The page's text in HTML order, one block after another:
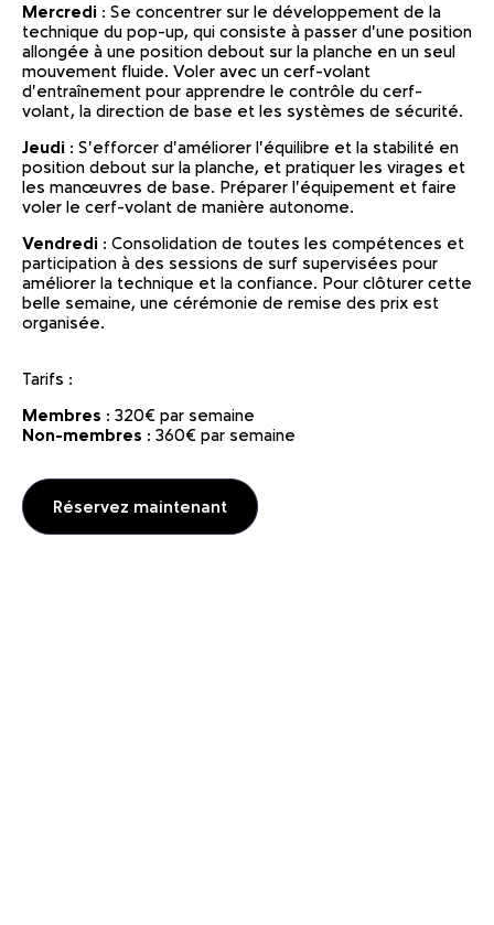
Mercredi : Se concentrer sur le développement de la
technique du pop-up, qui consiste à passer d'une position
allongée à une position debout sur la planche en un seul
mouvement fluide. Voler avec un cerf-volant
d'entraînement pour apprendre le contrôle du cerf-
volant, la direction de base et les systèmes de sécurité.
Jeudi : S'efforcer d'améliorer l'équilibre et la stabilité en
position debout sur la planche, et pratiquer les virages et
les manœuvres de base. Préparer l'équipement et faire
voler le cerf-volant de manière autonome.
Vendredi : Consolidation de toutes les compétences et
participation à des sessions de surf supervisées pour
améliorer la technique et la confiance. Pour clôturer cette
belle semaine, une cérémonie de remise des prix est
organisée.
Tarifs :
Membres : 320€ par semaine
Non-membres : 360€ par semaine
Réservez maintenant